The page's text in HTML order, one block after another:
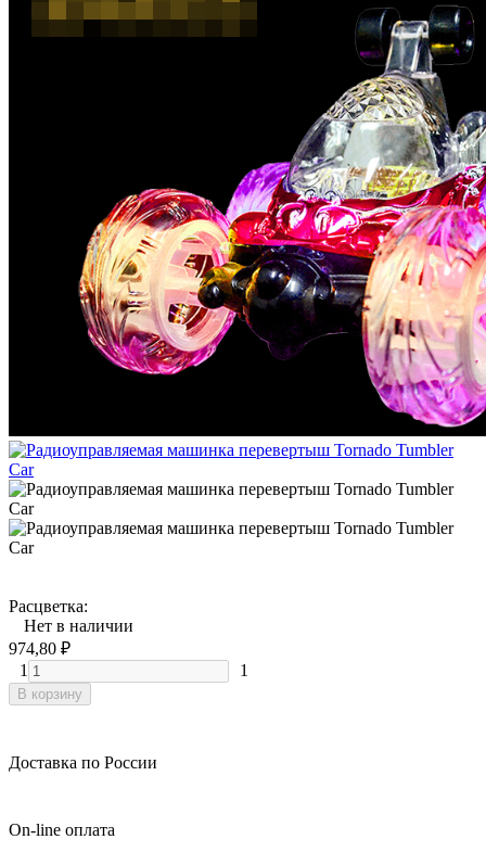
Расцветка:
Нет в наличии
974,80 ₽
1
1
В корзину
Доставка по России
On-line оплата